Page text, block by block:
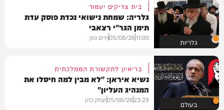
גלריות
בית צדיקים יעמוד
גלריה: שמחת נישואי נכדת פוסק עדת
תימן הגר"י רצאבי
11:00
05/08/26חיים גפן
בעולם
בריאיון לתקשורת הממלכתית
נשיא איראן: "לא מבין למה חיסלו את
המנהיג העליון"
23:29
05/08/26יצחק כהן